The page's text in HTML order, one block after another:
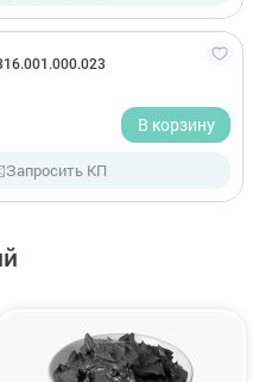
В корзину
Запросить КП